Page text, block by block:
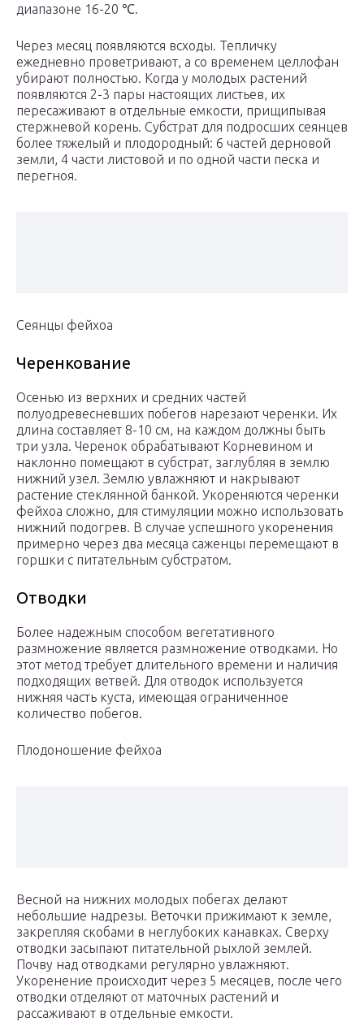
диапазоне 16-20 ℃.
Через месяц появляются всходы. Тепличку
ежедневно проветривают, а со временем целлофан
убирают полностью. Когда у молодых растений
появляются 2-3 пары настоящих листьев, их
пересаживают в отдельные емкости, прищипывая
стержневой корень. Субстрат для подросших сеянцев
более тяжелый и плодородный: 6 частей дерновой
земли, 4 части листовой и по одной части песка и
перегноя.
Сеянцы фейхоа
Черенкование
Осенью из верхних и средних частей
полуодревесневших побегов нарезают черенки. Их
длина составляет 8-10 см, на каждом должны быть
три узла. Черенок обрабатывают Корневином и
наклонно помещают в субстрат, заглубляя в землю
нижний узел. Землю увлажняют и накрывают
растение стеклянной банкой. Укореняются черенки
фейхоа сложно, для стимуляции можно использовать
нижний подогрев. В случае успешного укоренения
примерно через два месяца саженцы перемещают в
горшки с питательным субстратом.
Отводки
Более надежным способом вегетативного
размножение является размножение отводками. Но
этот метод требует длительного времени и наличия
подходящих ветвей. Для отводок используется
нижняя часть куста, имеющая ограниченное
количество побегов.
Плодоношение фейхоа
Весной на нижних молодых побегах делают
небольшие надрезы. Веточки прижимают к земле,
закрепляя скобами в неглубоких канавках. Сверху
отводки засыпают питательной рыхлой землей.
Почву над отводками регулярно увлажняют.
Укоренение происходит через 5 месяцев, после чего
отводки отделяют от маточных растений и
рассаживают в отдельные емкости.